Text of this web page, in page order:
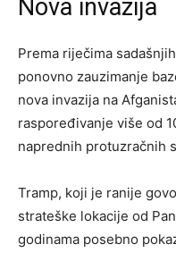
Nova invazija
Prema riječima
ponovno zauzimanje
nova invazija na
raspoređivanje više od
naprednih protuzračnih
Tramp, koji je ranije
strateške lokacije od
godinama posebno